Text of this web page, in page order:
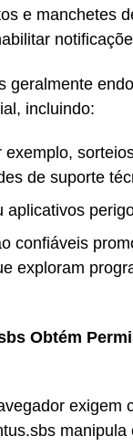
e manchetes
geralmente
incluindo:
exemplo,
de suporte
aplicativos
confiáveis
exploram
Obtém
exigem
manipula